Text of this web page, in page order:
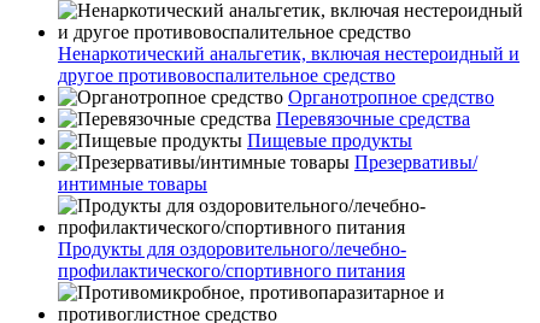
Ненаркотический анальгетик, включая нестероидный и
другое противовоспалительное средство
Органотропное средство
Перевязочные средства
Пищевые продукты
Презервативы/
интимные товары
Продукты для оздоровительного/лечебно-
профилактического/спортивного питания